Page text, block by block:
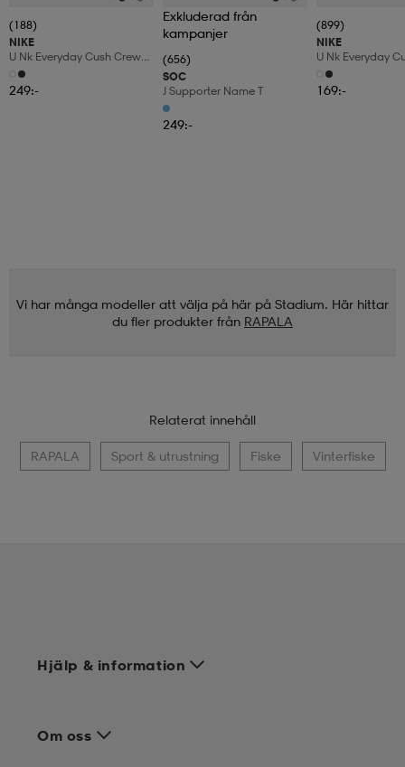
(188)
NIKE
U Nk Everyday Cush Crew
6pr-Bd
249:-
Exkluderad från
kampanjer
(656)
SOC
J Supporter Name T
249:-
(899)
NIKE
U Nk Everyday
3pr
169:-
Vi har många modeller att välja på här på Stadium. Här hittar
du fler produkter från RAPALA
Relaterat innehåll
RAPALA Sport & utrustning Fiske Vinterfiske
Hjälp & information
Om oss